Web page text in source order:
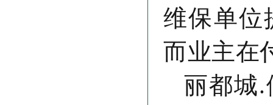
维保单位
而业主在
丽都城.